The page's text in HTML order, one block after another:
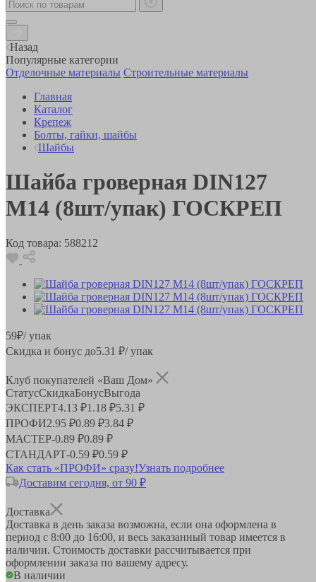
Назад
Популярные категории
Отделочные материалы Строительные материалы
Главная
Каталог
Крепеж
Болты, гайки, шайбы
Шайбы
Шайба гроверная DIN127
М14 (8шт/упак) ГОСКРЕП
Код товара: 588212
59₽/ упак
Скидка и бонус до5.31 ₽/ упак
Клуб покупателей «Ваш Дом»
СтатусСкидкаБонусВыгода
ЭКСПЕРТ4.13 ₽1.18 ₽5.31 ₽
ПРОФИ2.95 ₽0.89 ₽3.84 ₽
МАСТЕР-0.89 ₽0.89 ₽
СТАНДАРТ-0.59 ₽0.59 ₽
Как стать «ПРОФИ» сразу!Узнать подробнее
Доставим сегодня, от 90 ₽
Доставка
Доставка в день заказа возможна, если она оформлена в
период с 8:00 до 16:00, и весь заказанный товар имеется в
наличии. Стоимость доставки рассчитывается при
оформлении заказа по вашему адресу.
В наличии